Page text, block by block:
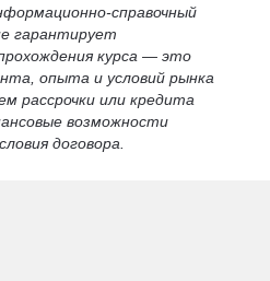
справочный
гарантирует
курса — это
опыта и условий рынка
рассрочки или кредита
возможности
договора.